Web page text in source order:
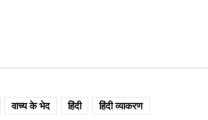
वाच्य के भेद हिंदी हिंदी व्याकरण